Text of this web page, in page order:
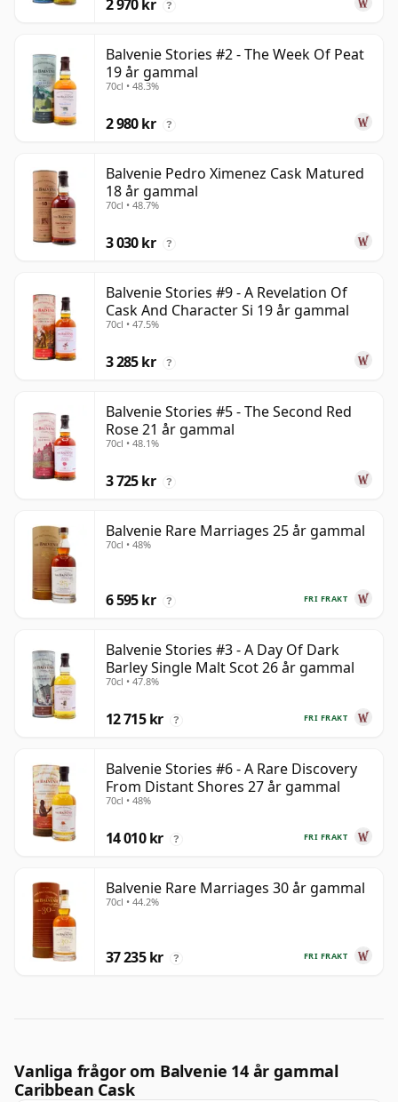
2 970 kr ?
Balvenie Stories #2 - The Week Of Peat
19 år gammal
70cl • 48.3%
2 980 kr ?
Balvenie Pedro Ximenez Cask Matured
18 år gammal
70cl • 48.7%
3 030 kr ?
Balvenie Stories #9 - A Revelation Of
Cask And Character Si 19 år gammal
70cl • 47.5%
3 285 kr ?
Balvenie Stories #5 - The Second Red
Rose 21 år gammal
70cl • 48.1%
3 725 kr ?
Balvenie Rare Marriages 25 år gammal
70cl • 48%
FRI FRAKT
6 595 kr ?
Balvenie Stories #3 - A Day Of Dark
Barley Single Malt Scot 26 år gammal
70cl • 47.8%
FRI FRAKT
12 715 kr ?
Balvenie Stories #6 - A Rare Discovery
From Distant Shores 27 år gammal
70cl • 48%
FRI FRAKT
14 010 kr ?
Balvenie Rare Marriages 30 år gammal
70cl • 44.2%
FRI FRAKT
37 235 kr ?
Vanliga frågor om Balvenie 14 år gammal
Caribbean Cask